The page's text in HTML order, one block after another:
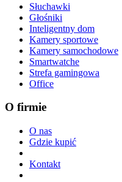
Słuchawki
Głośniki
Inteligentny dom
Kamery sportowe
Kamery samochodowe
Smartwatche
Strefa gamingowa
Office
O firmie
O nas
Gdzie kupić
Kontakt